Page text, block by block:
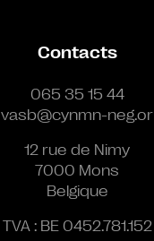
Contacts
065 35 15 44
vasb@cynmn-neg.or
12 rue de Nimy
7000 Mons
Belgique
TVA : BE 0452.781.152